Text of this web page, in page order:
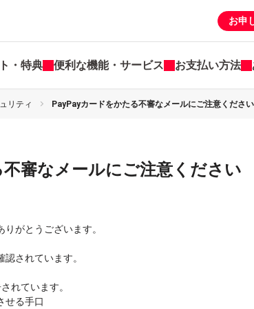
お申
・特典 便利な機能・サービス お支払い方法
リティ PayPayカードをかたる不審なメールにご注意ください
審なメールにご注意ください
がとうございます。
されています。
れています。
せる手口